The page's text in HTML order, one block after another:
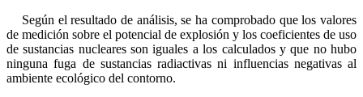
Según el resultado de análisis, se ha comprobado que los valores
de medición sobre el potencial de explosión y los coeficientes de uso
de sustancias nucleares son iguales a los calculados y que no hubo
ninguna fuga de sustancias radiactivas ni influencias negativas al
ambiente ecológico del contorno.